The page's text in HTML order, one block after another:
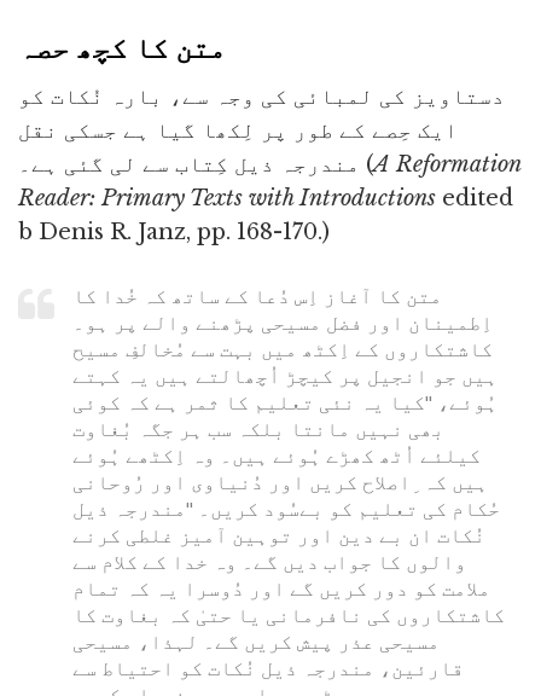
متن کا کچھ حصہ
دستاویز کی لمبائی کی وجہ سے، بارہ نُکات کو
ایک حِصے کے طور پر لِکھا گیا ہے جسکی نقل
مندرجہ ذیل کِتاب سے لی گئی ہے۔ (A Reformation
Reader: Primary Texts with Introductions edited
b Denis R. Janz, pp. 168-170.)
متن کا آغاز اِس دُعا کے ساتھ کہ خُدا کا
اِطمینان اور فضل مسیحی پڑھنے والے پر ہو۔
کاشتکاروں کے اِکٹھ میں بہت سے مُخالفِ مسیح
ہیں جو انجیل پر کیچڑ اُچھالتے ہیں یہ کہتے
ہُوئے، "کیا یہ نئی تعلیم کا ثمر ہے کہ کوئی
بھی نہیں مانتا بلکہ سب ہر جگہ بُغاوت
کیلئے اُٹھ کھڑے ہُوئے ہیں۔ وہ اِکٹھے ہُوئے
ہیں کہ ِاصلاح کریں اور دُنیاوی اور رُوحانی
حُکام کی تعلیم کو بےسُود کریں۔ "مندرجہ ذیل
نُکات ان بے دین اور توہین آمیز غلطی کرنے
والوں کا جواب دیں گے۔ وہ خدا کے کلام سے
ملامت کو دور کریں گے اور دُوسرا یہ کہ تمام
کاشتکاروں کی نافرمانی یا حتیٰ کہ بغاوت کا
مسیحی عذر پیش کریں گے۔ لہذا، مسیحی
قارئین، مندرجہ ذیل نُکات کو احتیاط سے